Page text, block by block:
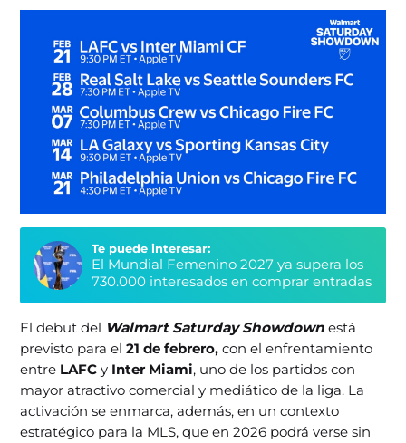
Te puede interesar:
El Mundial Femenino 2027 ya supera los
730.000 interesados en comprar entradas
El debut del Walmart Saturday Showdown está
previsto para el 21 de febrero, con el enfrentamiento
entre LAFCy Inter Miami, uno de los partidos con
mayor atractivo comercial y mediático de la liga. La
activación se enmarca, además, en un contexto
estratégico para la MLS, que en 2026 podrá verse sin